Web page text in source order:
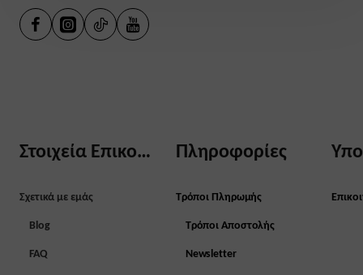
Στοιχεία Επικοινωνίας
Σχετικά με εμάς
Blog
FAQ
Πληροφορίες
Τρόποι Πληρωμής
Τρόποι Αποστολής
Newsletter